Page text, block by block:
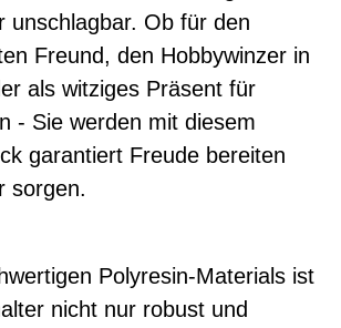
unschlagbar. Ob für den
Freund, den Hobbywinzer in
als witziges Präsent für
- Sie werden mit diesem
garantiert Freude bereiten
sorgen.
Polyresin-Materials ist
nicht nur robust und